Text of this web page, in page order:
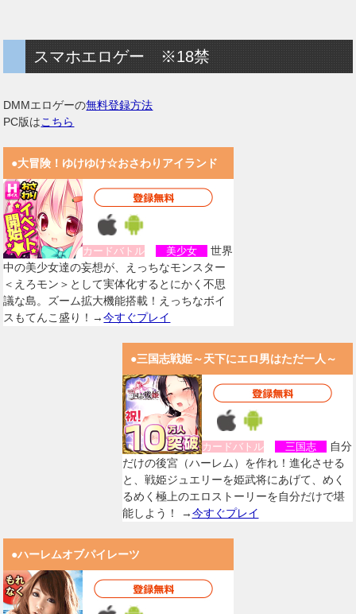
スマホエロゲー ※18禁
DMMエロゲーの無料登録方法
PC版はこちら
●大冒険！ゆけゆけ☆おさわりアイランド
カードバトル 美少女
世界
中の美少女達の妄想が、えっちなモンスター
＜えろモン＞として実体化するとにかく不思
議な島。ズーム拡大機能搭載！えっちなボイ
スもてんこ盛り！→今すぐプレイ
●三国志戦姫～天下にエロ男はただ一人～
カードバトル 三国志
自分
だけの後宮（ハーレム）を作れ！進化させる
と、戦姫ジュエリーを姫武将にあげて、めく
るめく極上のエロストーリーを自分だけで堪
能しよう！ →今すぐプレイ
●ハーレムオブパイレーツ